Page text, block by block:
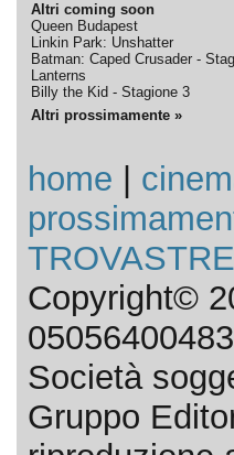
Altri coming soon
Queen Budapest
Linkin Park: Unshatter
Batman: Caped Crusader -
Lanterns
Billy the Kid - Stagione 3
Altri prossimamente »
home
Copyright©
Società
Gruppo